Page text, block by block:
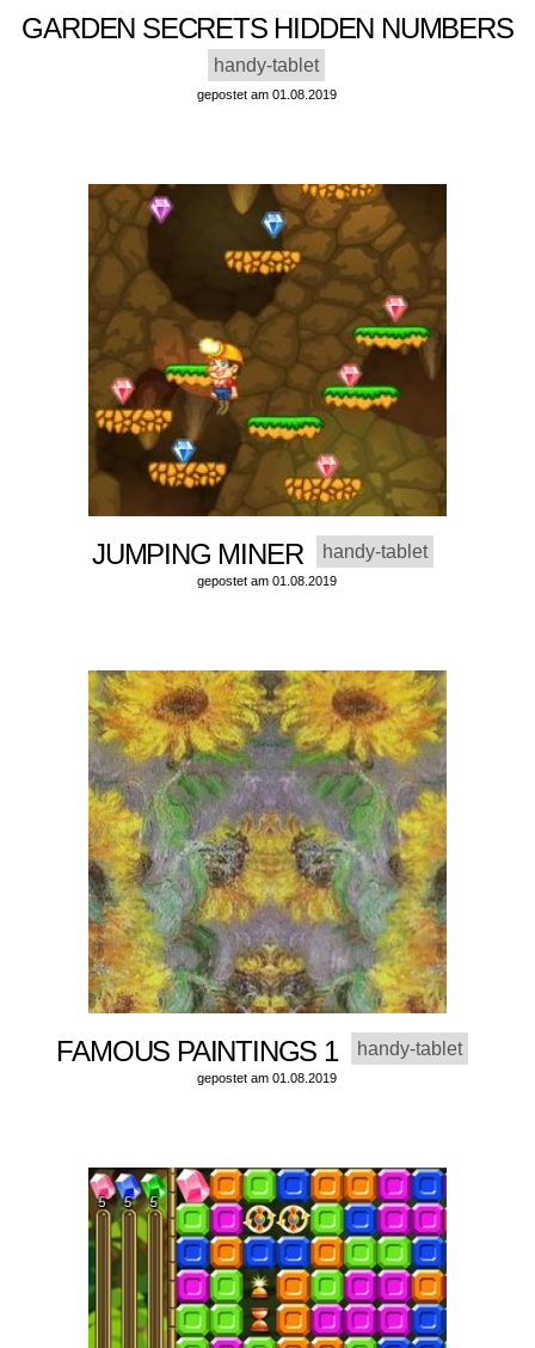
GARDEN SECRETS HIDDEN NUMBERS
handy-tablet
gepostet am 01.08.2019
JUMPING MINER handy-tablet
gepostet am 01.08.2019
FAMOUS PAINTINGS 1 handy-tablet
gepostet am 01.08.2019